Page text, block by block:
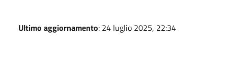
Ultimo aggiornamento: 24 luglio 2025, 22:34